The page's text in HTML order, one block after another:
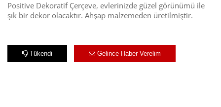
Positive Dekoratif Çerçeve, evlerinizde güzel görünümü ile
şık bir dekor olacaktır. Ahşap malzemeden üretilmiştir.
Tükendi Gelince Haber Verelim